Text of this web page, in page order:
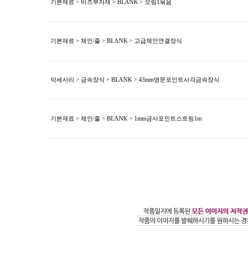
기본재료 > 비즈부자재 > BLANK > 오링1묶음
기본재료 > 체인/줄 > BLANK > 고급체인연결장식
악세사리 > 금속장식 > BLANK > 43mm영문포인트사각금속장식
기본재료 > 체인/줄 > BLANK > 1mm금사포인트스트링1m